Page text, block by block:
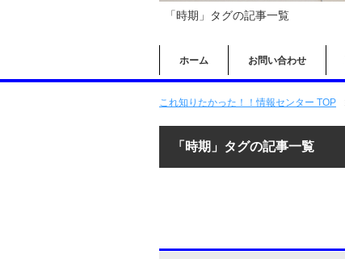
「時期」タグの記事一覧
ホーム お問い合わせ
これ知りたかった！！情報センター TOP
「時期」タグの記事一覧